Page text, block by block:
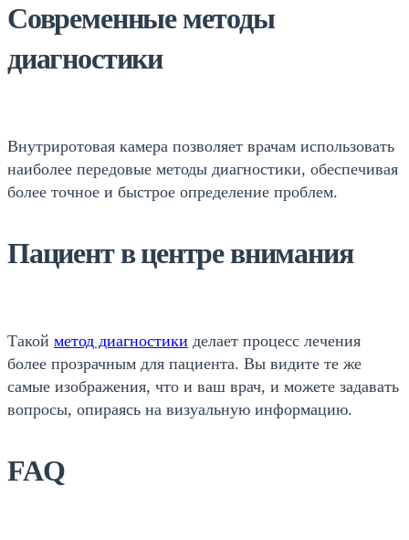
Современные методы
диагностики
Внутриротовая камера позволяет врачам использовать
наиболее передовые методы диагностики, обеспечивая
более точное и быстрое определение проблем.
Пациент в центре внимания
Такой метод диагностики делает процесс лечения
более прозрачным для пациента. Вы видите те же
самые изображения, что и ваш врач, и можете задавать
вопросы, опираясь на визуальную информацию.
FAQ